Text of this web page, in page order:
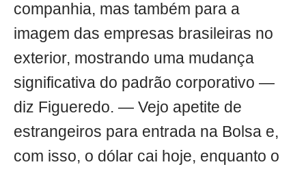
companhia, mas também para a
imagem das empresas brasileiras no
exterior, mostrando uma mudança
significativa do padrão corporativo —
diz Figueredo. — Vejo apetite de
estrangeiros para entrada na Bolsa e,
com isso, o dólar cai hoje, enquanto o